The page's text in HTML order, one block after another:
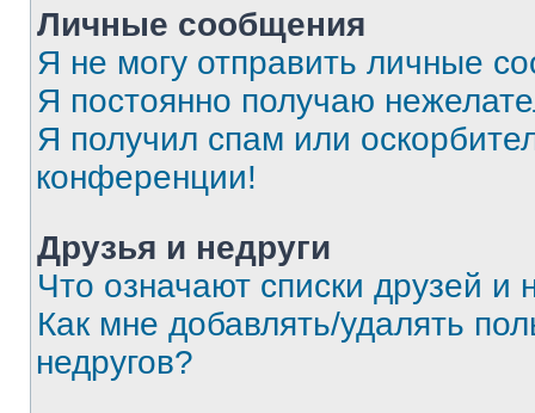
Личные сообщения
Я не могу отправить личные
Я постоянно получаю
Я получил спам или
конференции!
Друзья и недруги
Что означают списки друзей и
Как мне добавлять/удалять
недругов?